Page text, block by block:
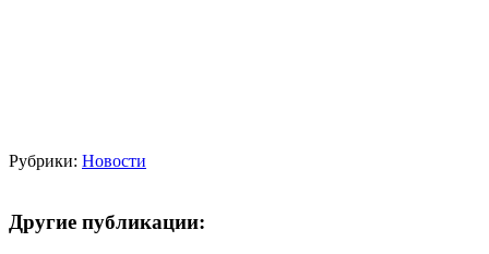
Рубрики: Новости
Другие публикации: